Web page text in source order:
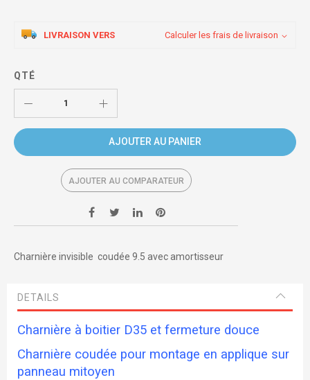
LIVRAISON VERS Calculer les frais de livraison
QTÉ
AJOUTER AU PANIER
AJOUTER AU COMPARATEUR
Charnière invisible coudée 9.5 avec amortisseur
DETAILS
Charnière à boitier D35 et fermeture douce
Charnière coudée pour montage en applique sur
panneau mitoyen